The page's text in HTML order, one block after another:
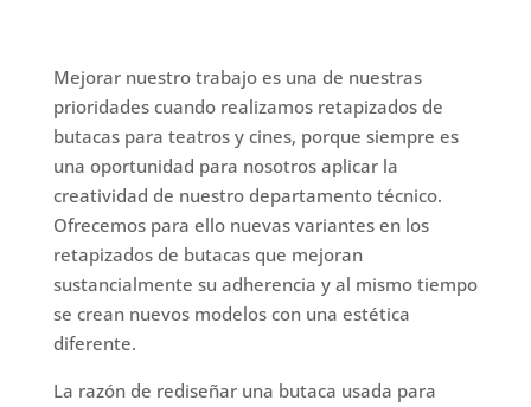
Mejorar nuestro trabajo es una de nuestras
prioridades cuando realizamos retapizados de
butacas para teatros y cines, porque siempre es
una oportunidad para nosotros aplicar la
creatividad de nuestro departamento técnico.
Ofrecemos para ello nuevas variantes en los
retapizados de butacas que mejoran
sustancialmente su adherencia y al mismo tiempo
se crean nuevos modelos con una estética
diferente.
La razón de rediseñar una butaca usada para